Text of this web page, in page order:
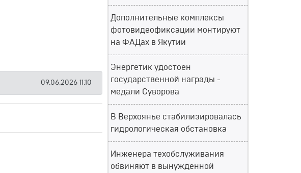
09.06.2026 11:10
Дополнительные комплексы
фотовидеофиксации монтируют
на ФАДах в Якутии
Энергетик удостоен
государственной награды -
медали Суворова
В Верхоянье стабилизировалась
гидрологическая обстановка
Инженера техобслуживания
обвиняют в вынужденной